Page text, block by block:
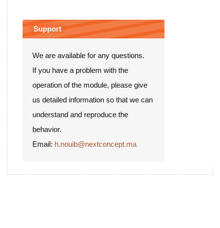
Support
We are available for any questions.
If you have a problem with the
operation of the module, please give
us detailed information so that we can
understand and reproduce the
behavior.
Email: h.nouib@nextconcept.ma